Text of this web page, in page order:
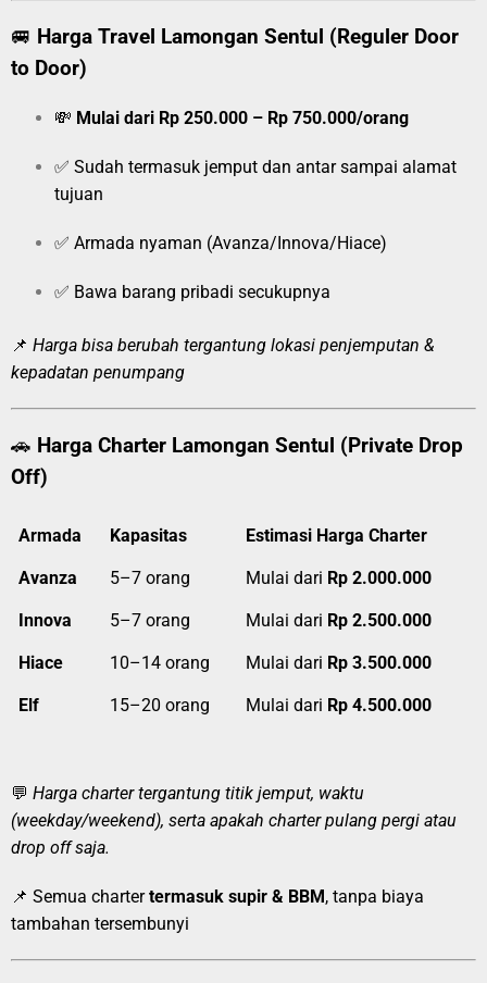
🚐 Harga Travel Lamongan Sentul (Reguler Door
to Door)
💸 Mulai dari Rp 250.000 – Rp 750.000/orang
✅ Sudah termasuk jemput dan antar sampai alamat
tujuan
✅ Armada nyaman (Avanza/Innova/Hiace)
✅ Bawa barang pribadi secukupnya
📌 Harga bisa berubah tergantung lokasi penjemputan &
kepadatan penumpang
🚗 Harga Charter Lamongan Sentul (Private Drop
Off)
Armada Kapasitas Estimasi Harga Charter
Avanza 5–7 orang Mulai dari Rp 2.000.000
Innova 5–7 orang Mulai dari Rp 2.500.000
Hiace 10–14 orang Mulai dari Rp 3.500.000
Elf 15–20 orang Mulai dari Rp 4.500.000
💬 Harga charter tergantung titik jemput, waktu
(weekday/weekend), serta apakah charter pulang pergi atau
drop off saja.
📌 Semua chartertermasuk supir & BBM, tanpa biaya
tambahan tersembunyi